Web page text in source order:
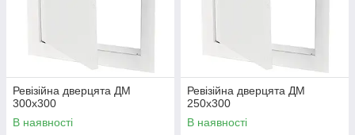
Ревізійна дверцята ДМ
300х300
В наявності
Ревізійна дверцята ДМ
250х300
В наявності